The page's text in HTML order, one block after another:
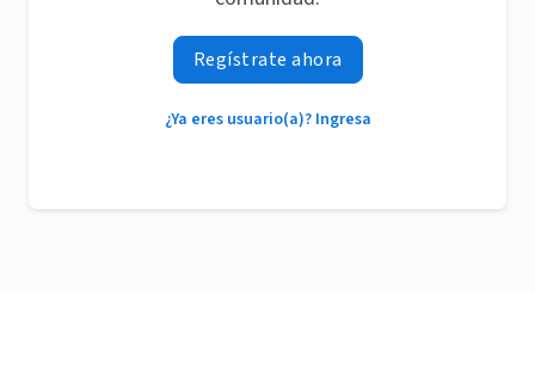
Regístrate ahora
¿Ya eres usuario(a)? Ingresa